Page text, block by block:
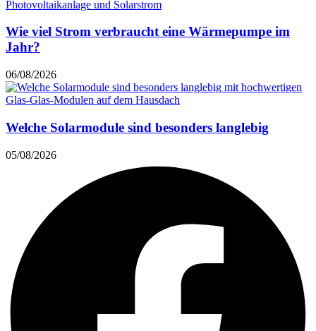
Wie viel Strom verbraucht eine Wärmepumpe im
Jahr?
06/08/2026
Welche Solarmodule sind besonders langlebig
05/08/2026